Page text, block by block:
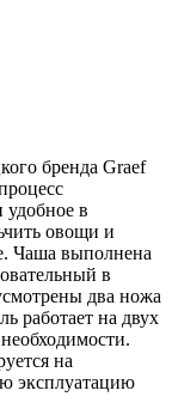
бренда Graef
в
овощи и
Чаша выполнена
в
два ножа
работает на двух
на
эксплуатацию